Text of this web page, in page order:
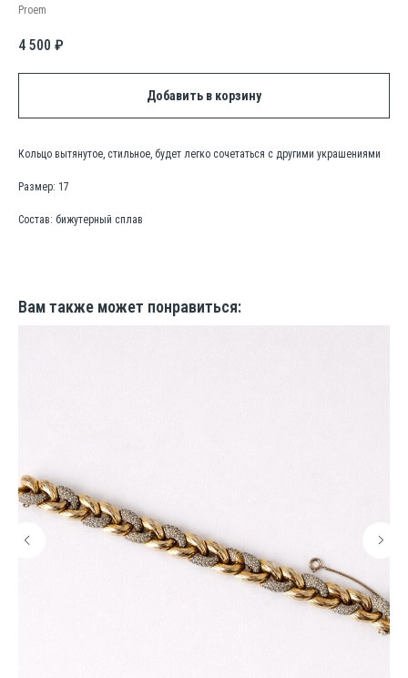
Proem
4 500 ₽
Добавить в корзину
Кольцо вытянутое, стильное, будет легко сочетаться с другими украшениями
Размер: 17
Состав: бижутерный сплав
Вам также может понравиться: